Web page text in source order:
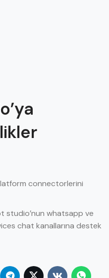
connectorlerini
studio’nun whatsapp ve
chat kanallarına destek